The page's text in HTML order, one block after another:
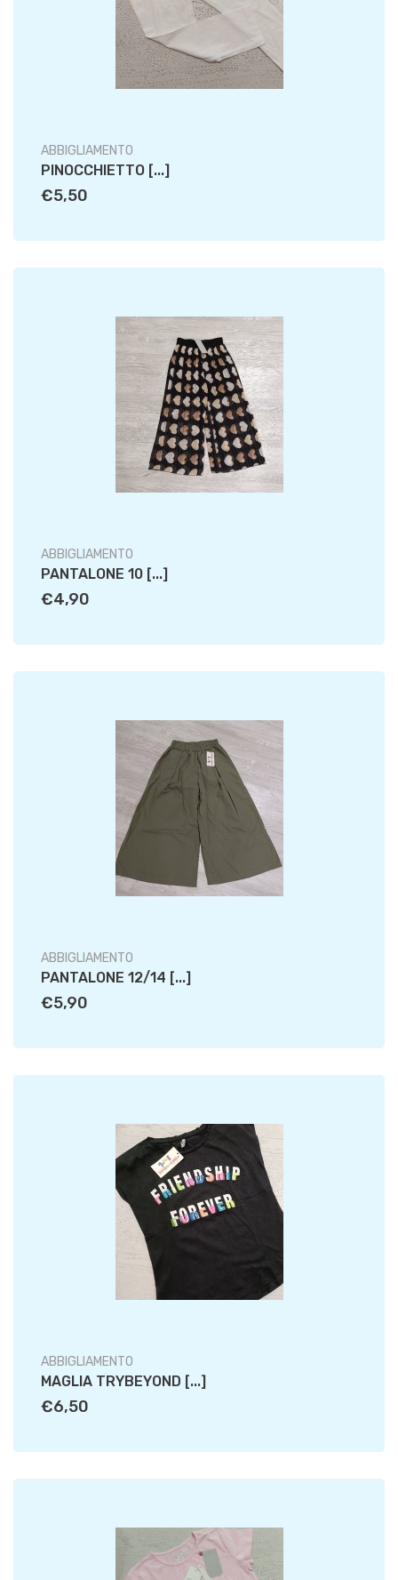
ABBIGLIAMENTO
PINOCCHIETTO [...]
€5,50
ABBIGLIAMENTO
PANTALONE 10 [...]
€4,90
ABBIGLIAMENTO
PANTALONE 12/14 [...]
€5,90
ABBIGLIAMENTO
MAGLIA TRYBEYOND [...]
€6,50